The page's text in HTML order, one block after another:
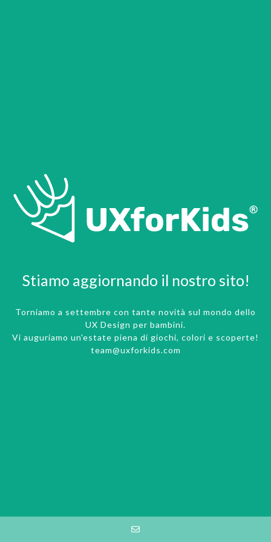
Stiamo aggiornando il nostro sito!
Torniamo a settembre con tante novità sul mondo dello
UX Design per bambini.
Vi auguriamo un'estate piena di giochi, colori e scoperte!
team@uxforkids.com